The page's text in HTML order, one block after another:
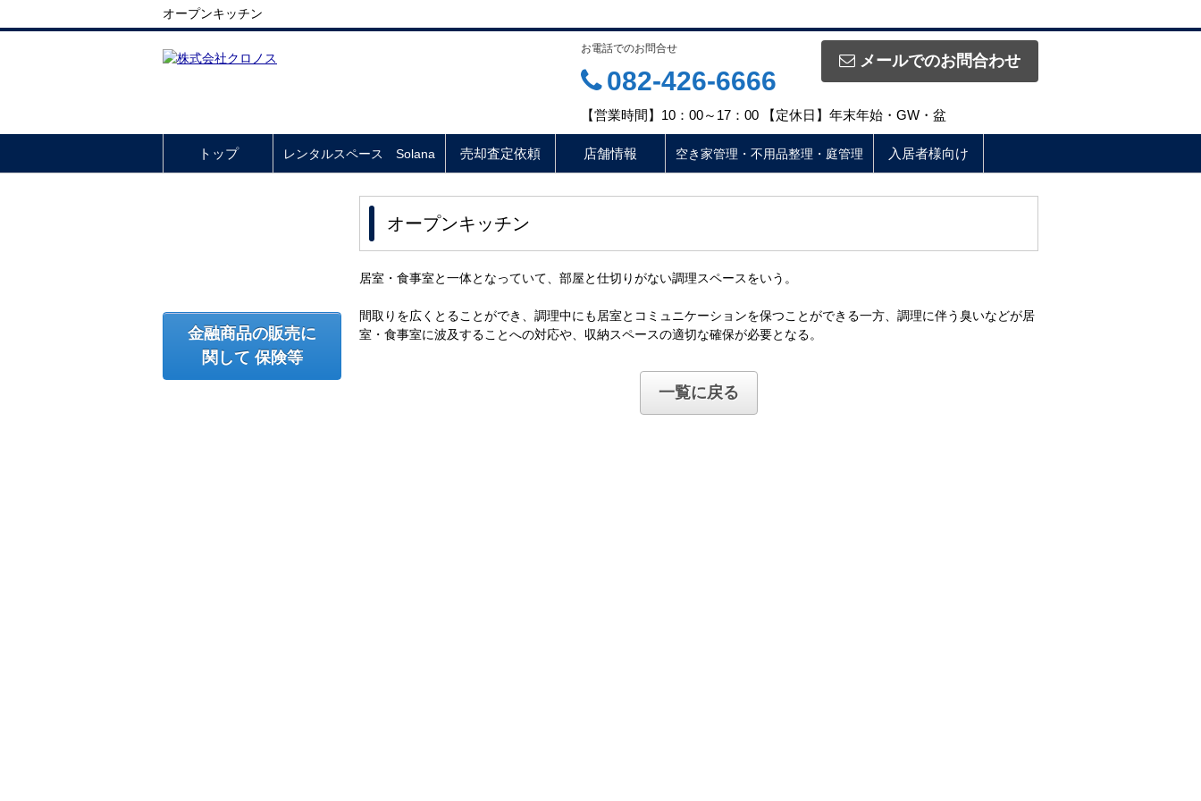
オープンキッチン
メールでのお問合わせ
お電話でのお問合せ
082-426-6666
【営業時間】10：00～17：00 【定休日】年末年始・GW・盆
トップ レンタルスペース Solana 売却査定依頼 店舗情報 空き家管理・不用品整理・庭管理 入居者様向け
金融商品の販売に
関して 保険等
オープンキッチン
居室・食事室と一体となっていて、部屋と仕切りがない調理スペースをいう。
間取りを広くとることができ、調理中にも居室とコミュニケーションを保つことができる一方、調理に伴う臭いなどが居
室・食事室に波及することへの対応や、収納スペースの適切な確保が必要となる。
一覧に戻る